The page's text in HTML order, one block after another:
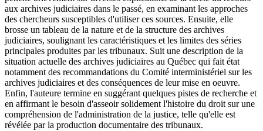
aux archives judiciaires dans le passé, en examinant les approches
des chercheurs susceptibles d'utiliser ces sources. Ensuite, elle
brosse un tableau de la nature et de la structure des archives
judiciaires, soulignant les caractéristiques et les limites des séries
principales produites par les tribunaux. Suit une description de la
situation actuelle des archives judiciaires au Québec qui fait état
notamment des recommandations du Comité interministériel sur les
archives judiciaires et des conséquences de leur mise en oeuvre.
Enfin, l'auteure termine en suggérant quelques pistes de recherche et
en affirmant le besoin d'asseoir solidement l'histoire du droit sur une
compréhension de l'administration de la justice, telle qu'elle est
révélée par la production documentaire des tribunaux.